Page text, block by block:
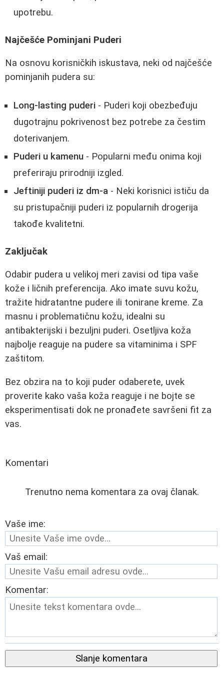
upotrebu.
Najčešće Pominjani Puderi
Na osnovu korisničkih iskustava, neki od najčešće
pominjanih pudera su:
Long-lasting puderi - Puderi koji obezbeđuju
dugotrajnu pokrivenost bez potrebe za čestim
doterivanjem.
Puderi u kamenu - Popularni među onima koji
preferiraju prirodniji izgled.
Jeftiniji puderi iz dm-a - Neki korisnici ističu da
su pristupačniji puderi iz popularnih drogerija
takođe kvalitetni.
Zaključak
Odabir pudera u velikoj meri zavisi od tipa vaše
kože i ličnih preferencija. Ako imate suvu kožu,
tražite hidratantne pudere ili tonirane kreme. Za
masnu i problematičnu kožu, idealni su
antibakterijski i bezuljni puderi. Osetljiva koža
najbolje reaguje na pudere sa vitaminima i SPF
zaštitom.
Bez obzira na to koji puder odaberete, uvek
proverite kako vaša koža reaguje i ne bojte se
eksperimentisati dok ne pronađete savršeni fit za
vas.
Komentari
Trenutno nema komentara za ovaj članak.
Vaše ime:
Vaš email:
Komentar:
Slanje komentara